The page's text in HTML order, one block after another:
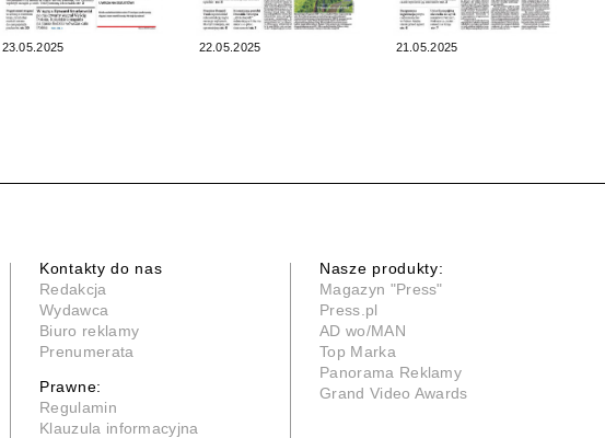
23.05.2025 22.05.2025 21.05.2025
Kontakty do nas
Redakcja
Wydawca
Biuro reklamy
Prenumerata
Prawne:
Regulamin
Klauzula informacyjna
Nasze produkty:
Magazyn "Press"
Press.pl
AD wo/MAN
Top Marka
Panorama Reklamy
Grand Video Awards